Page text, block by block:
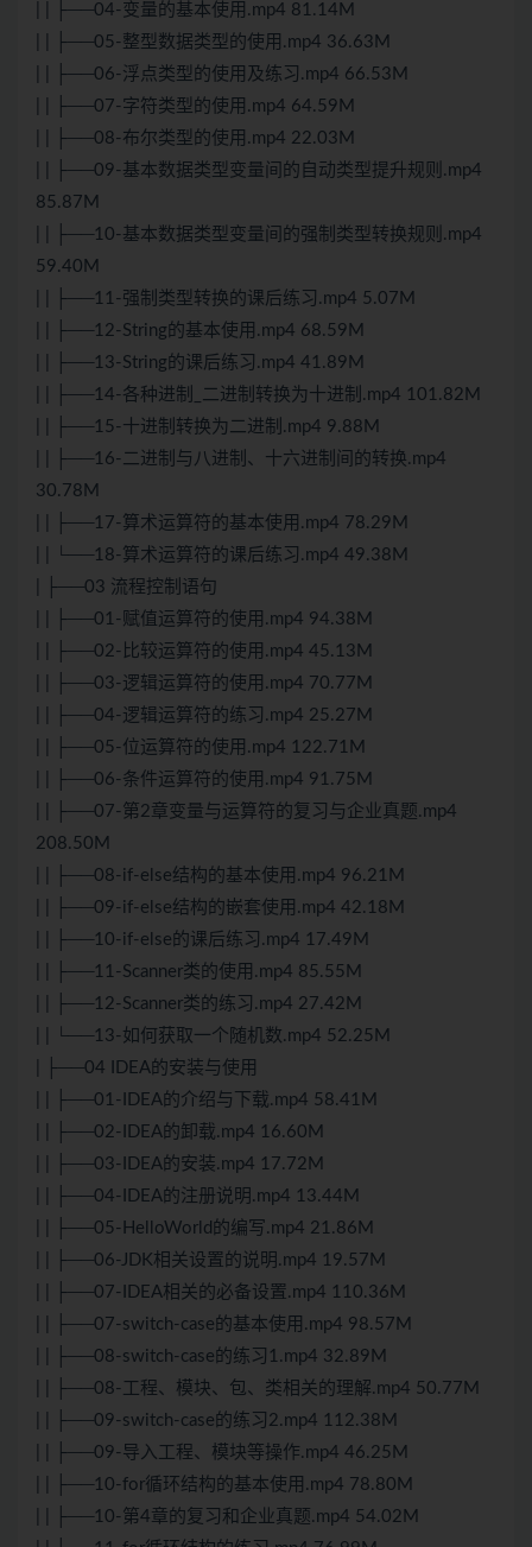
| | ├──04-变量的基本使用.mp4 81.14M
| | ├──05-整型数据类型的使用.mp4 36.63M
| | ├──06-浮点类型的使用及练习.mp4 66.53M
| | ├──07-字符类型的使用.mp4 64.59M
| | ├──08-布尔类型的使用.mp4 22.03M
| | ├──09-基本数据类型变量间的自动类型提升规则.mp4
85.87M
| | ├──10-基本数据类型变量间的强制类型转换规则.mp4
59.40M
| | ├──11-强制类型转换的课后练习.mp4 5.07M
| | ├──12-String的基本使用.mp4 68.59M
| | ├──13-String的课后练习.mp4 41.89M
| | ├──14-各种进制_二进制转换为十进制.mp4 101.82M
| | ├──15-十进制转换为二进制.mp4 9.88M
| | ├──16-二进制与八进制、十六进制间的转换.mp4
30.78M
| | ├──17-算术运算符的基本使用.mp4 78.29M
| | └──18-算术运算符的课后练习.mp4 49.38M
| ├──03 流程控制语句
| | ├──01-赋值运算符的使用.mp4 94.38M
| | ├──02-比较运算符的使用.mp4 45.13M
| | ├──03-逻辑运算符的使用.mp4 70.77M
| | ├──04-逻辑运算符的练习.mp4 25.27M
| | ├──05-位运算符的使用.mp4 122.71M
| | ├──06-条件运算符的使用.mp4 91.75M
| | ├──07-第2章变量与运算符的复习与企业真题.mp4
208.50M
| | ├──08-if-else结构的基本使用.mp4 96.21M
| | ├──09-if-else结构的嵌套使用.mp4 42.18M
| | ├──10-if-else的课后练习.mp4 17.49M
| | ├──11-Scanner类的使用.mp4 85.55M
| | ├──12-Scanner类的练习.mp4 27.42M
| | └──13-如何获取一个随机数.mp4 52.25M
| ├──04 IDEA的安装与使用
| | ├──01-IDEA的介绍与下载.mp4 58.41M
| | ├──02-IDEA的卸载.mp4 16.60M
| | ├──03-IDEA的安装.mp4 17.72M
| | ├──04-IDEA的注册说明.mp4 13.44M
| | ├──05-HelloWorld的编写.mp4 21.86M
| | ├──06-JDK相关设置的说明.mp4 19.57M
| | ├──07-IDEA相关的必备设置.mp4 110.36M
| | ├──07-switch-case的基本使用.mp4 98.57M
| | ├──08-switch-case的练习1.mp4 32.89M
| | ├──08-工程、模块、包、类相关的理解.mp4 50.77M
| | ├──09-switch-case的练习2.mp4 112.38M
| | ├──09-导入工程、模块等操作.mp4 46.25M
| | ├──10-for循环结构的基本使用.mp4 78.80M
| | ├──10-第4章的复习和企业真题.mp4 54.02M